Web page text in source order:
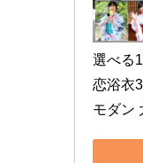
選べる
恋浴衣
モダン